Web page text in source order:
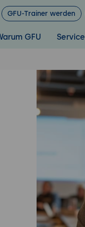
GFU-Trainer werden
GFU Service